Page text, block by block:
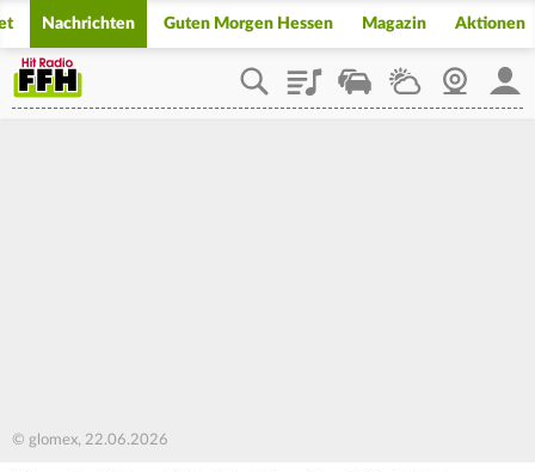
Nachrichten Guten Morgen Hessen Magazin Aktionen
PlaylistStaupilotWetterWebcam
© glomex, 22.06.2026